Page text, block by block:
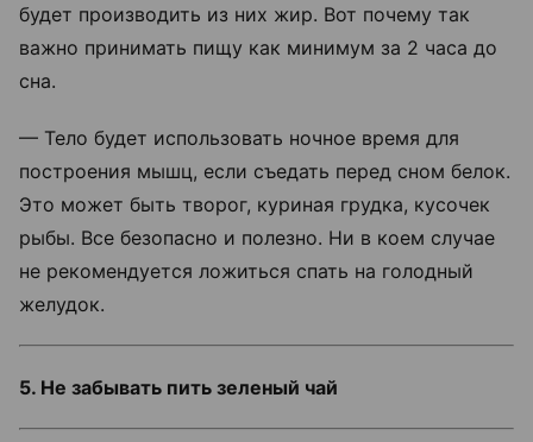
будет производить из них жир. Вот почему так
важно принимать пищу как минимум за 2 часа до
сна.
— Тело будет использовать ночное время для
построения мышц, если съедать перед сном белок.
Это может быть творог, куриная грудка, кусочек
рыбы. Все безопасно и полезно. Ни в коем случае
не рекомендуется ложиться спать на голодный
желудок.
5. Не забывать пить зеленый чай